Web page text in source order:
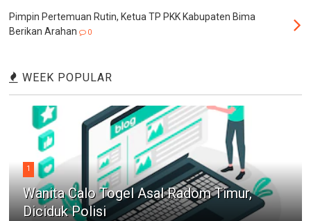
Pimpin Pertemuan Rutin, Ketua TP PKK Kabupaten Bima
Berikan Arahan
0
WEEK POPULAR
1
Wanita Calo Togel Asal Radom Timur,
Diciduk Polisi